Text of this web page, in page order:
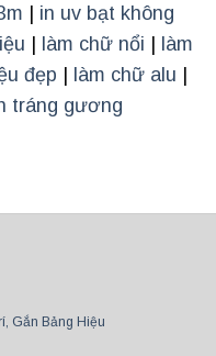
| in uv bạt không
| làm chữ nổi | làm
đẹp | làm chữ alu |
tráng gương
Gắn Bảng Hiệu